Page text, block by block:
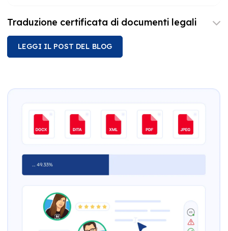
Traduzione certificata di documenti legali
LEGGI IL POST DEL BLOG